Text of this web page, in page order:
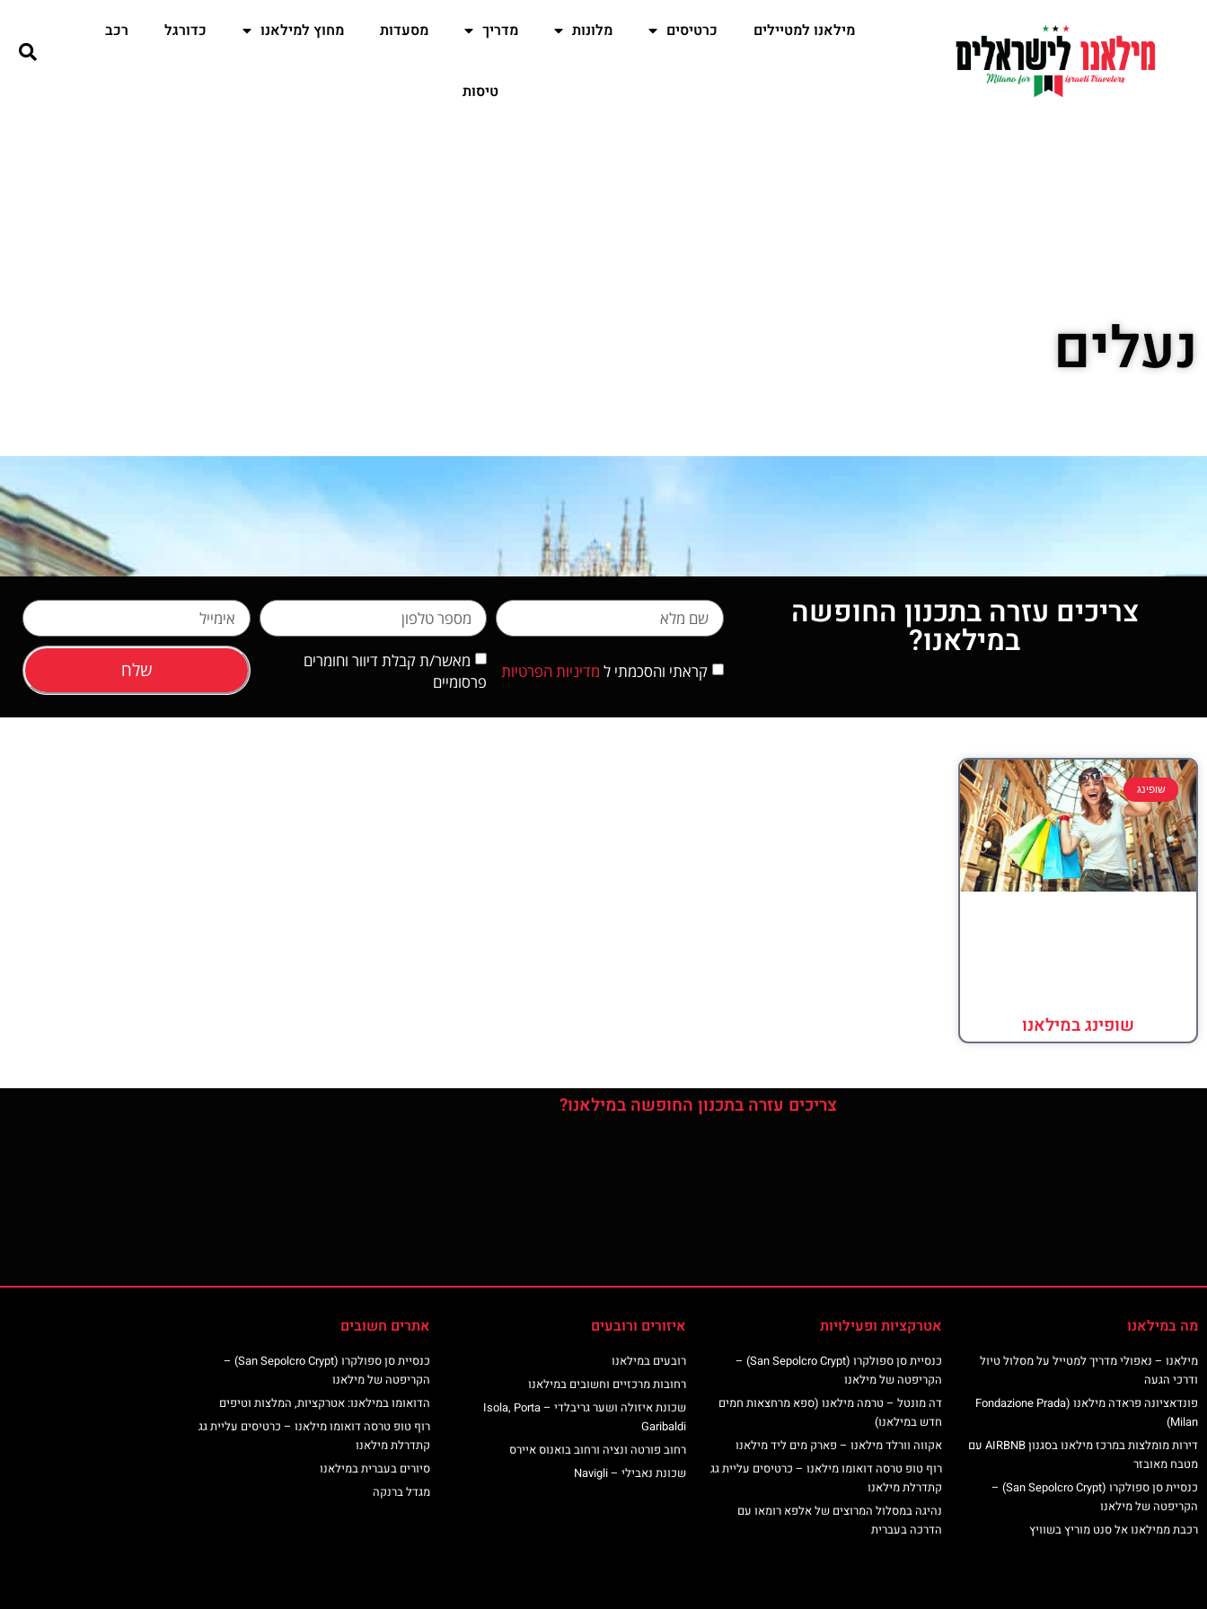
מילאנו למטיילים כרטיסים מלונות מדריך מסעדות מחוץ למילאנו כדורגל רכב
טיסות
נעלים
צריכים עזרה בתכנון החופשה
במילאנו?
קראתי והסכמתי ל מדיניות הפרטיות
מאשר/ת קבלת דיוור וחומרים
פרסומיים
שלח
שופינג
שופינג במילאנו
צריכים עזרה בתכנון החופשה במילאנו?
מה במילאנו
מילאנו – נאפולי מדריך למטייל על מסלול טיול
ודרכי הגעה
פונדאציונה פראדה מילאנו (Fondazione Prada
Milan)
דירות מומלצות במרכז מילאנו בסגנון AIRBNB עם
מטבח מאובזר
כנסיית סן ספולקרו (San Sepolcro Crypt) –
הקריפטה של מילאנו
רכבת ממילאנו אל סנט מוריץ בשוויץ
אטרקציות ופעילויות
כנסיית סן ספולקרו (San Sepolcro Crypt) –
הקריפטה של מילאנו
דה מונטל – טרמה מילאנו (ספא מרחצאות חמים
חדש במילאנו)
אקווה וורלד מילאנו – פארק מים ליד מילאנו
רוף טופ טרסה דואומו מילאנו – כרטיסים עליית גג
קתדרלת מילאנו
נהיגה במסלול המרוצים של אלפא רומאו עם
הדרכה בעברית
איזורים ורובעים
רובעים במילאנו
רחובות מרכזיים וחשובים במילאנו
שכונת איזולה ושער גריבלדי – Isola, Porta
Garibaldi
רחוב פורטה ונציה ורחוב בואנוס איירס
שכונת נאבילי – Navigli
אתרים חשובים
כנסיית סן ספולקרו (San Sepolcro Crypt) –
הקריפטה של מילאנו
הדואומו במילאנו: אטרקציות, המלצות וטיפים
רוף טופ טרסה דואומו מילאנו – כרטיסים עליית גג
קתדרלת מילאנו
סיורים בעברית במילאנו
מגדל ברנקה